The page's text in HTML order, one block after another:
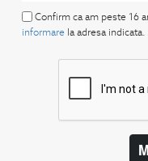
Confirm ca am peste 16
informare la adresa indicata.